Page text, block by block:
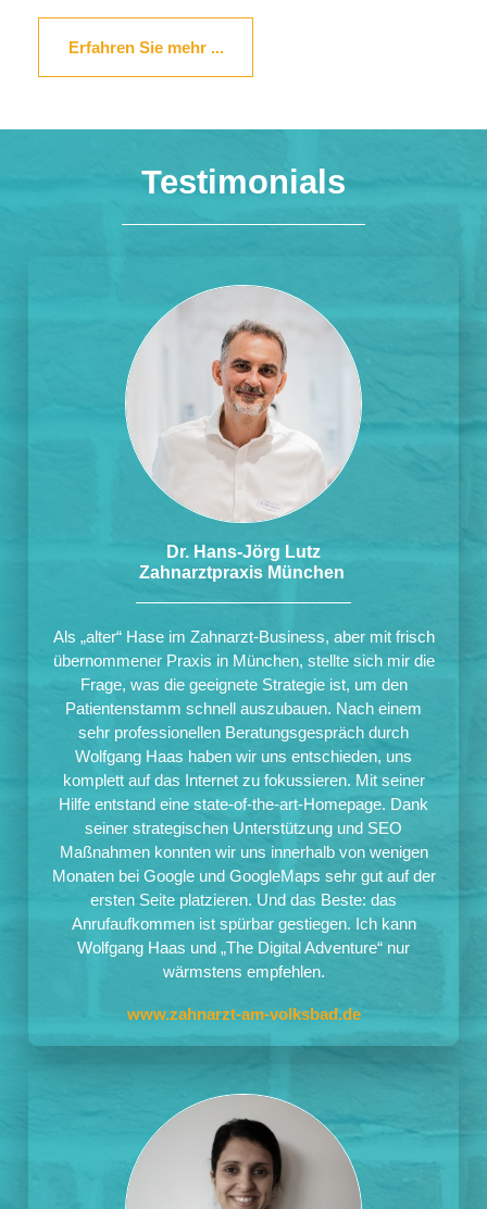
Erfahren Sie mehr ...
Testimonials
Dr. Hans-Jörg Lutz
Zahnarztpraxis München
Als „alter“ Hase im Zahnarzt-Business, aber mit frisch
übernommener Praxis in München, stellte sich mir die
Frage, was die geeignete Strategie ist, um den
Patientenstamm schnell auszubauen. Nach einem
sehr professionellen Beratungsgespräch durch
Wolfgang Haas haben wir uns entschieden, uns
komplett auf das Internet zu fokussieren. Mit seiner
Hilfe entstand eine state-of-the-art-Homepage. Dank
seiner strategischen Unterstützung und SEO
Maßnahmen konnten wir uns innerhalb von wenigen
Monaten bei Google und GoogleMaps sehr gut auf der
ersten Seite platzieren. Und das Beste: das
Anrufaufkommen ist spürbar gestiegen. Ich kann
Wolfgang Haas und „The Digital Adventure“ nur
wärmstens empfehlen.
www.zahnarzt-am-volksbad.de